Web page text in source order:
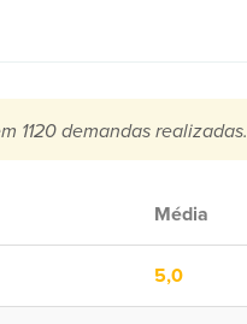
1120 demandas realizadas.
Média
5,0